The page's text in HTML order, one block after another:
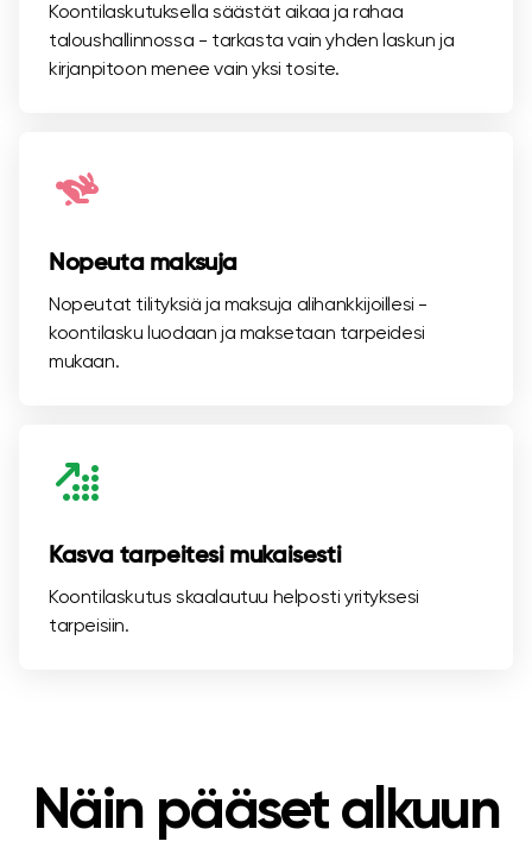
Koontilaskutuksella säästät aikaa ja rahaa
taloushallinnossa - tarkasta vain yhden laskun ja
kirjanpitoon menee vain yksi tosite.
Nopeuta maksuja
Nopeutat tilityksiä ja maksuja alihankkijoillesi -
koontilasku luodaan ja maksetaan tarpeidesi
mukaan.
Kasva tarpeitesi mukaisesti
Koontilaskutus skaalautuu helposti yrityksesi
tarpeisiin.
Näin pääset alkuun